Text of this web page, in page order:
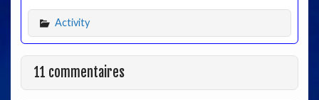
Activity
11 commentaires